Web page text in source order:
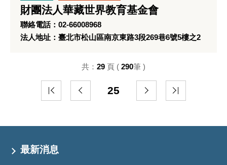
財團法人華藏世界教育基金會
聯絡電話：02-66008968
法人地址：臺北市松山區南京東路3段269巷6號5樓之2
25
共： 29 頁 ( 290筆 )
最新消息